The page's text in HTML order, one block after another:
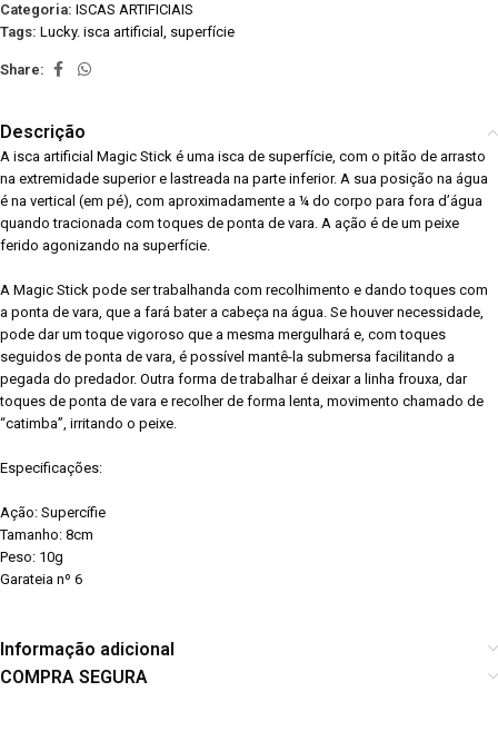
Categoria: ISCAS ARTIFICIAIS
Tags: Lucky. isca artificial , superfície
Share:
Descrição
A isca artificial Magic Stick é uma isca de superfície, com o pitão de arrasto
na extremidade superior e lastreada na parte inferior. A sua posição na água
é na vertical (em pé), com aproximadamente a ¼ do corpo para fora d’água
quando tracionada com toques de ponta de vara. A ação é de um peixe
ferido agonizando na superfície.
A Magic Stick pode ser trabalhanda com recolhimento e dando toques com
a ponta de vara, que a fará bater a cabeça na água. Se houver necessidade,
pode dar um toque vigoroso que a mesma mergulhará e, com toques
seguidos de ponta de vara, é possível mantê-la submersa facilitando a
pegada do predador. Outra forma de trabalhar é deixar a linha frouxa, dar
toques de ponta de vara e recolher de forma lenta, movimento chamado de
“catimba”, irritando o peixe.
Especificações:
Ação: Supercífie
Tamanho: 8cm
Peso: 10g
Garateia nº 6
Informação adicional
COMPRA SEGURA